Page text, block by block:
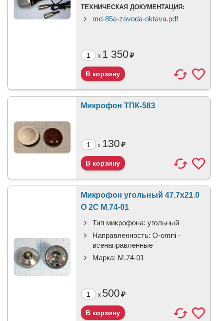
ТЕХНИЧЕСКАЯ ДОКУМЕНТАЦИЯ:
md-85a-zavoda-oktava.pdf
x 1 350₽
Микрофон ТПК-583
x 130₽
Микрофон угольный 47.7x21.0
O 2C М.74-01
Тип микрофона: угольный
Направленность: O-omni -
всенаправленные
Марка: М.74-01
x 500₽